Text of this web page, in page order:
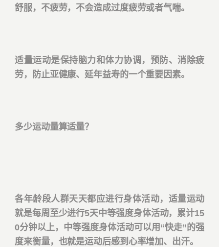
舒服，不疲劳，不会造成过度疲劳或者气喘。
适量运动是保持脑力和体力协调，预防、消除疲
劳，防止亚健康、延年益寿的一个重要因素。
多少运动量算适量？
各年龄段人群天天都应进行身体活动，适量运动
就是每周至少进行5天中等强度身体活动，累计15
0分钟以上，中等强度身体活动可以用“快走”的强
度来衡量，也就是运动后感到心率增加、出汗。